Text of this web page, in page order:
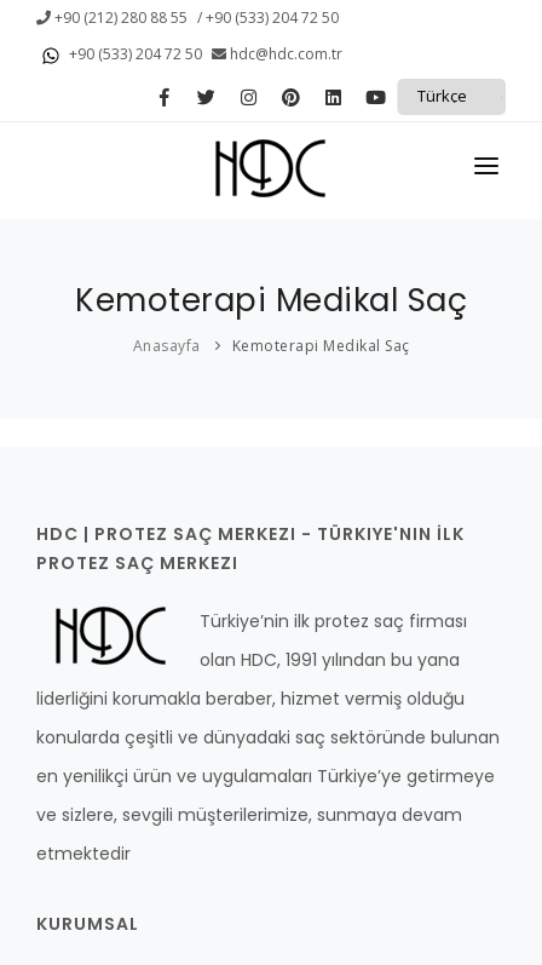
+90 (212) 280 88 55 / +90 (533) 204 72 50
+90 (533) 204 72 50
hdc@hdc.com.tr
KURUMSAL
KAMPANYALAR
YENİ
YENİ
YENİ
YENİ
GALERİ
İLETİŞİM
Kemoterapi Medikal Saç
Anasayfa Kemoterapi Medikal Saç
HDC | PROTEZ SAÇ MERKEZI - TÜRKIYE'NIN İLK
PROTEZ SAÇ MERKEZI
Türkiye’nin ilk protez saç firması
olan HDC, 1991 yılından bu yana
liderliğini korumakla beraber, hizmet vermiş olduğu
konularda çeşitli ve dünyadaki saç sektöründe bulunan
en yenilikçi ürün ve uygulamaları Türkiye’ye getirmeye
ve sizlere, sevgili müşterilerimize, sunmaya devam
etmektedir
KURUMSAL